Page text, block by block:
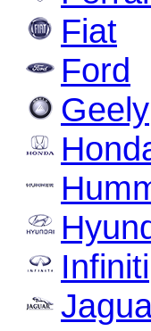
Fiat
Ford
Geely
Infiniti